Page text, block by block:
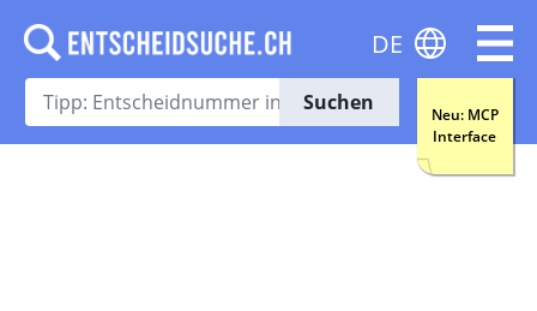
Suchen
Neu: MCP
Interface
DE